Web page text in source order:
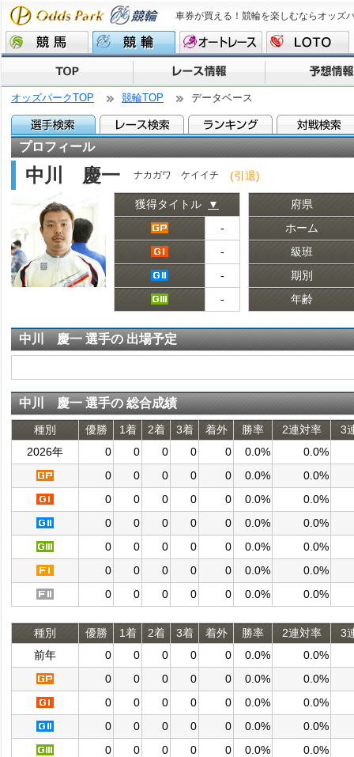
車券が買える！競輪を楽しむならオッズ
オッズパークTOP 競輪TOP データベース
プロフィール
中川 慶一 ナカガワ ケイイチ (引退)
獲得タイトル
▼
‐
‐
‐
‐
府県
ホーム
級班
期別
年齢
中川 慶一 選手の 出場予定
中川 慶一 選手の 総合成績
種別 優勝 1着 2着 3着 着外 勝率 2連対率
3
2026年
0 0 0 0 0 0.0%
0.0%
0
0 0 0 0 0.0%
0.0%
0
0 0 0 0 0.0%
0.0%
0
0 0 0 0 0.0%
0.0%
0
0 0 0 0 0.0%
0.0%
0
0 0 0 0 0.0%
0.0%
0
0 0 0 0 0.0% 0.0%
種別 優勝 1着 2着 3着 着外 勝率 2連対率
3
前年
0 0 0 0 0 0.0%
0.0%
0
0 0 0 0 0.0%
0.0%
0
0 0 0 0 0.0%
0.0%
0
0 0 0 0 0.0%
0.0%
0
0 0 0 0 0.0%
0.0%